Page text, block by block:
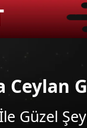
Ceylan
Güzel